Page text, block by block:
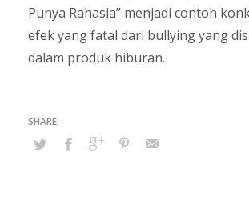
Punya Rahasia” menjadi contoh
efek yang fatal dari bullying yang
dalam produk hiburan.